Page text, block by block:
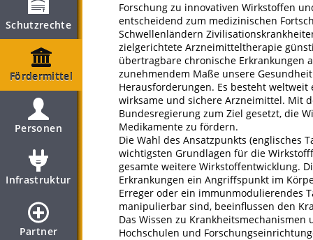
Schutzrechte
Fördermittel
Personen
Infrastruktur
Partner
Forschung zu innovativen Wirkstoffen
entscheidend zum medizinischen
Schwellenländern
zielgerichtete Arzneimitteltherapie
übertragbare chronische Erkrankungen
zunehmendem Maße unsere
Herausforderungen. Es besteht
wirksame und sichere Arzneimittel. Mit
Bundesregierung zum Ziel gesetzt, die
Medikamente zu fördern.
Die Wahl des Ansatzpunkts (englisches
wichtigsten Grundlagen für die
gesamte weitere Wirkstoffentwicklung.
Erkrankungen ein Angriffspunkt im
Erreger oder ein immunmodulierendes
manipulierbar sind, beeinflussen den
Das Wissen zu
Hochschulen und